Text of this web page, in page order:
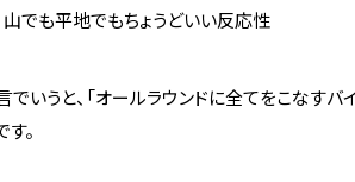
山でも平地でもちょうどいい反応性
でいうと、「オールラウンドに全てをこなすバ
す。